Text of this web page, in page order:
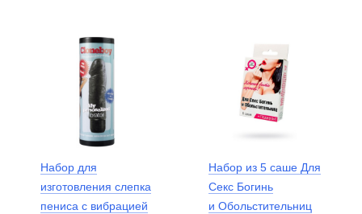
Набор для
изготовления слепка
пениса с вибрацией
Набор из 5 саше Для
Секс Богинь
и Обольстительниц